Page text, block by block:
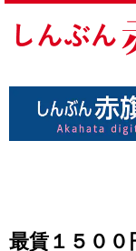
最賃１５０